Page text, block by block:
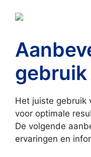
gebruik
Het juiste gebruik
voor optimale
De volgende
ervaringen en